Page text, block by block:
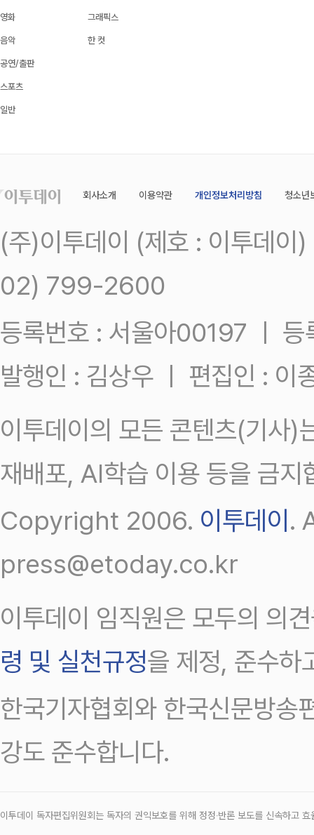
영화
음악
공연/출판
스포츠
일반
그래픽스
한 컷
회사소개 이용약관 개인정보처리방침 청소년
(주)이투데이 (제호 : 이투데
02) 799-2600
등록번호 : 서울아00197 ㅣ
발행인 : 김상우 ㅣ 편집인 : 이
이투데이의 모든 콘텐츠(기사)
재배포, AI학습 이용 등을 금지
Copyright 2006. 이투데이.
press@etoday.co.kr
이투데이 임직원은 모두의 의
령 및 실천규정을 제정, 준수하
한국기자협회와 한국신문방송
강도 준수합니다.
이투데이 독자편집위원회는 독자의 권익보호를 위해 정정‧반론 보도를 신속하고